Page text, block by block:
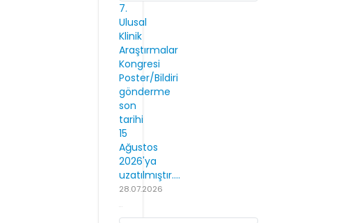
7.
Ulusal
Klinik
Araştırmalar
Kongresi
Poster/Bildiri
gönderme
son
tarihi
15
Ağustos
2026'ya
uzatılmıştır....
28.07.2026